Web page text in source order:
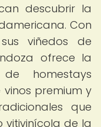
descubrir la
Con
viñedos de
ofrece la
homestays
vinos premium y
que
vitivinícola de la